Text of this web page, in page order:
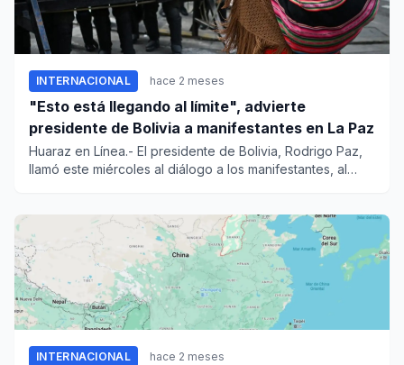
INTERNACIONAL hace 2 meses
"Esto está llegando al límite", advierte
presidente de Bolivia a manifestantes en La Paz
Huaraz en Línea.- El presidente de Bolivia, Rodrigo Paz,
llamó este miércoles al diálogo a los manifestantes, al
INTERNACIONAL hace 2 meses